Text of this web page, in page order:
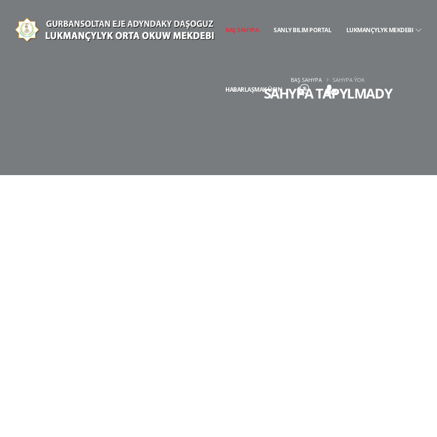
BAŞ SAHYPA SANLY BILIM PORTAL LUKMANÇYLYK MEKDEBI
HABARLAŞMAK ÜÇINSAHYPA TAPYLMADY
BAŞ SAHYPA SAHYPA ÝOK